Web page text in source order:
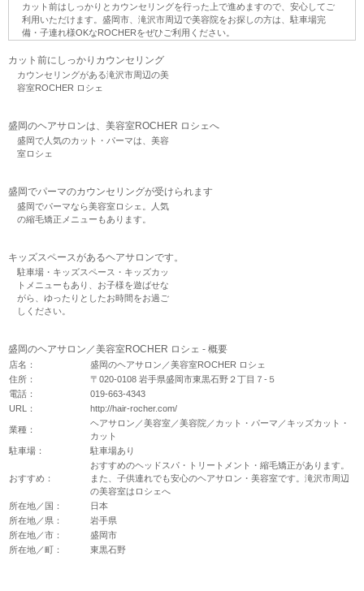
カット 前はしっかりとカウンセリングを行った上で進めますので、安心してご
利用いただけます。盛岡市、 滝沢市周辺で美容院をお探しの方は、 駐車場完
備・子連れ様OKなROCHERをぜひご利用ください。
カット前にしっかりカウンセリング
カウンセリングがある滝沢市周辺の美
容室ROCHER ロシェ
盛岡のヘアサロンは、美容室ROCHER ロシェへ
盛岡で人気のカット・パーマは、美容
室ロシェ
盛岡でパーマのカウンセリングが受けられます
盛岡でパーマなら美容室ロシェ。人気
の縮毛矯正メニューもあります。
キッズスペースがあるヘアサロンです。
駐車場・キッズスペース・キッズカッ
トメニューもあり、お子様を遊ばせな
がら、ゆったりとしたお時間をお過ご
しください。
盛岡のヘアサロン／美容室ROCHER ロシェ - 概要
店名：
盛岡のヘアサロン／美容室ROCHER ロシェ
住所：
〒020-0108 岩手県盛岡市東黒石野２丁目７-５
電話：
019-663-4343
URL：
http://hair-rocher.com/
業種：
ヘアサロン／美容室／美容院／カット・パーマ／キッズカット・
カット
駐車場：
駐車場あり
おすすめ：
おすすめのヘッドスパ・トリートメント・縮毛矯正があります。
また、子供連れでも安心のヘアサロン・美容室です。滝沢市周辺
の美容室はロシェへ
所在地／国：
日本
所在地／県：
岩手県
所在地／市：
盛岡市
所在地／町：
東黒石野